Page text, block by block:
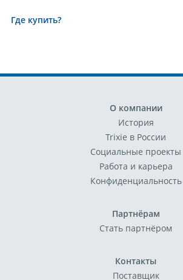
Где купить?
О компании
История
Trixie в России
Социальные проекты
Работа и карьера
Конфиденциальность
Партнёрам
Стать партнёром
Контакты
Поставщик